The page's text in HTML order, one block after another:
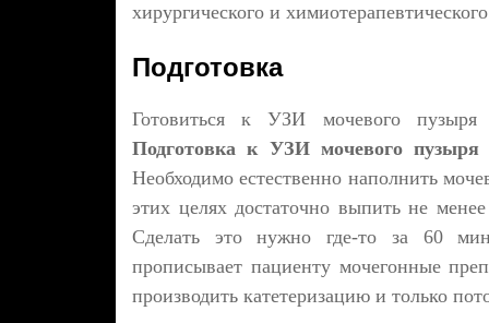
хирургического и
Подготовка
Готовиться к УЗИ мочевого
Подготовка к УЗИ мочевого
Необходимо естественно наполнить
этих целях достаточно выпить не
Сделать это нужно где-то за 60
прописывает пациенту мочегонные
производить катетеризацию и только